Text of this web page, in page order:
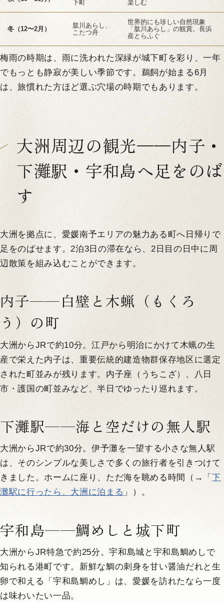
下町
楽しむ
冬（12〜2月）
肱川あらし、
こたつ舟
世界的にも珍しい自然現象
「肱川あらし」の観賞。長浜
産とらふぐ
梅雨の時期は、雨に洗われた深緑が城下町を彩り、一年
でもっとも静寂が美しい季節です。鵜飼が始まる6月
は、旅慣れた方ほど選ぶ穴場の時期でもあります。
大洲周辺の観光——内子・
下灘駅・宇和島へ足をのば
す
大洲を拠点に、愛媛南予エリアの魅力ある町へ日帰りで
足をのばせます。2泊3日の滞在なら、2日目の日中に周
辺散策を組み込むことができます。
内子——白壁と木蝋（もくろ
う）の町
大洲からJRで約10分。江戸から明治にかけて木蝋の生
産で栄えた内子は、重要伝統的建造物群保存地区に選定
された町並みが残ります。内子座（うちこざ）、八日
市・護国の町並みなど、半日でゆったり巡れます。
下灘駅——海と空だけの無人駅
大洲からJRで約30分。伊予灘を一望する小さな無人駅
は、そのシンプルな美しさで多くの旅行者を引きつけて
きました。ホームに座り、ただ海を眺める時間（→「下
灘駅に行ったら、大洲に泊まる 」）。
宇和島——鯛めしと城下町
大洲からJR特急で約25分。宇和島城と宇和島鯛めしで
知られる港町です。新鮮な鯛の刺身を甘い醤油だれと生
卵で和える「宇和島鯛めし」は、愛媛を訪れたなら一度
は味わいたい一品。